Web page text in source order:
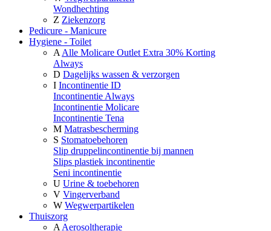
Wondhechting
Z Ziekenzorg
Pedicure - Manicure
Hygiene - Toilet
A Alle Molicare Outlet Extra 30% Korting
Always
D Dagelijks wassen & verzorgen
I Incontinentie ID
Incontinentie Always
Incontinentie Molicare
Incontinentie Tena
M Matrasbescherming
S Stomatoebehoren
Slip druppelincontinentie bij mannen
Slips plastiek incontinentie
Seni incontinentie
U Urine & toebehoren
V Vingerverband
W Wegwerpartikelen
Thuiszorg
A Aerosoltherapie